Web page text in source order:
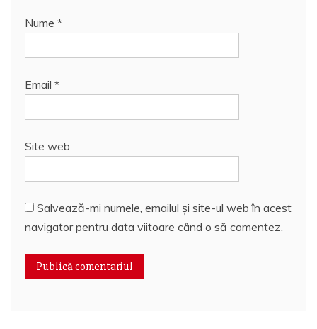
Nume *
Email *
Site web
Salvează-mi numele, emailul și site-ul web în acest
navigator pentru data viitoare când o să comentez.